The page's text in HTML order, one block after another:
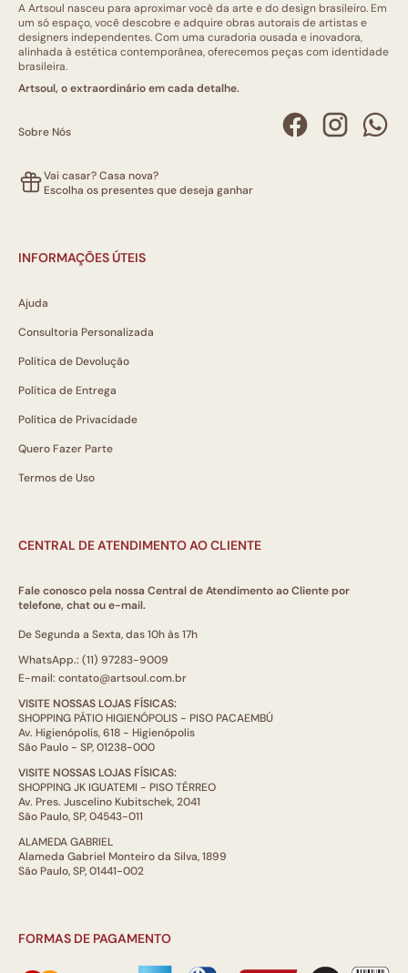
A Artsoul nasceu para aproximar você da arte e do design brasileiro. Em
um só espaço, você descobre e adquire obras autorais de artistas e
designers independentes. Com uma curadoria ousada e inovadora,
alinhada à estética contemporânea, oferecemos peças com identidade
brasileira.
Artsoul, o extraordinário em cada detalhe.
Sobre Nós
Vai casar? Casa nova?
Escolha os presentes que deseja ganhar
INFORMAÇÕES ÚTEIS
Ajuda
Consultoria Personalizada
Política de Devolução
Política de Entrega
Política de Privacidade
Quero Fazer Parte
Termos de Uso
CENTRAL DE ATENDIMENTO AO CLIENTE
Fale conosco pela nossa Central de Atendimento ao Cliente por
telefone, chat ou e-mail.
De Segunda a Sexta, das 10h às 17h
WhatsApp.: (11) 97283-9009
E-mail: contato@artsoul.com.br
VISITE NOSSAS LOJAS FÍSICAS:
SHOPPING PÁTIO HIGIENÓPOLIS - PISO PACAEMBÚ
Av. Higienópolis, 618 - Higienópolis
São Paulo - SP, 01238-000
VISITE NOSSAS LOJAS FÍSICAS:
SHOPPING JK IGUATEMI - PISO TÉRREO
Av. Pres. Juscelino Kubitschek, 2041
São Paulo, SP, 04543-011
ALAMEDA GABRIEL
Alameda Gabriel Monteiro da Silva, 1899
São Paulo, SP, 01441-002
FORMAS DE PAGAMENTO